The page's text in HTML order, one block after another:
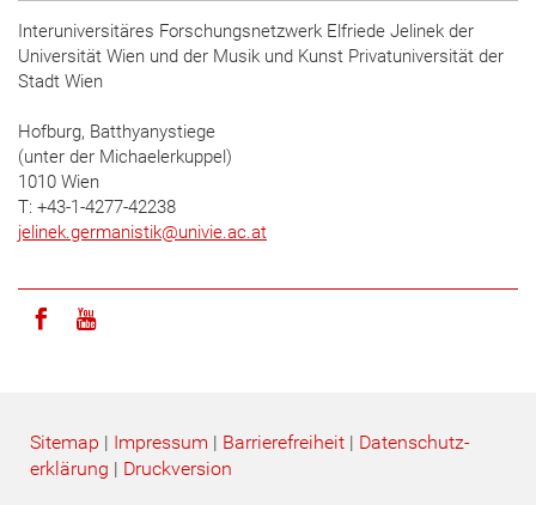
Interuniversitäres Forschungsnetzwerk Elfriede Jelinek der
Universität Wien und der Musik und Kunst Privatuniversität der
Stadt Wien
Hofburg, Batthyanystiege
(unter der Michaelerkuppel)
1010 Wien
T: +43-1-4277-42238
jelinek.germanistik@univie.ac.at
Icon facebook
Icon youtube
Sitemap | Impressum | Barrierefreiheit | Datenschutz­
erklärung | Druckversion